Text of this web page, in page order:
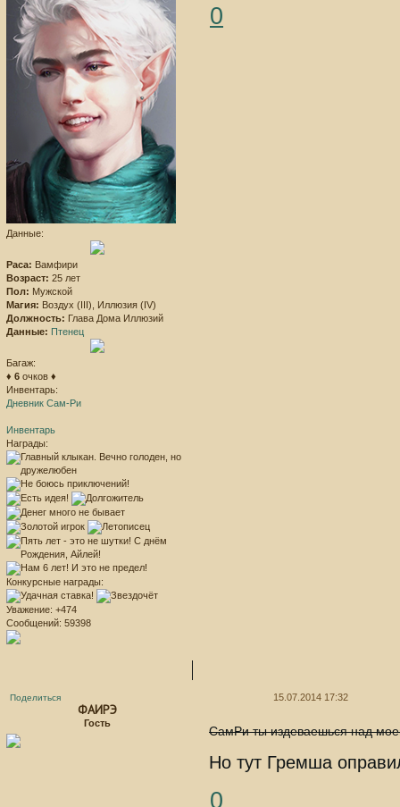
Данные:
Раса: Вамфири
Возраст: 25 лет
Пол: Мужской
Магия: Воздух (III), Иллюзия (IV)
Должность: Глава Дома Иллюзий
Данные: Птенец
Багаж:
♦ 6 очков ♦
Инвентарь:
Дневник Сам-Ри
Инвентарь
Награды:
Конкурсные награды:
Уважение: +474
Сообщений: 59398
0
Поделиться 15.07.2014 17:32
ФАИРЭ
Гость
СамРи ты издеваешься над
Но тут Гремша
0